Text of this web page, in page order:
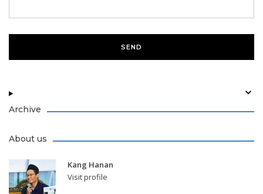
Archive
About us
Kang Hanan
Visit profile